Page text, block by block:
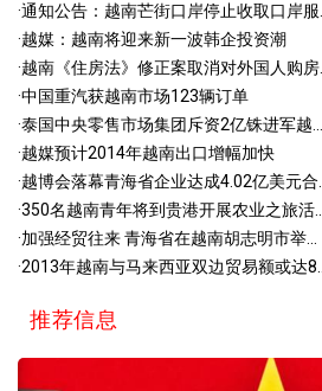
·通知公告：越南芒街口岸停止收取口岸服...
·越媒：越南将迎来新一波韩企投资潮
·越南《住房法》修正案取消对外国人购房...
·中国重汽获越南市场123辆订单
·泰国中央零售市场集团斥资2亿铢进军越...
·越媒预计2014年越南出口增幅加快
·越博会落幕青海省企业达成4.02亿美元合...
·350名越南青年将到贵港开展农业之旅活...
·加强经贸往来 青海省在越南胡志明市举...
·2013年越南与马来西亚双边贸易额或达8...
推荐信息